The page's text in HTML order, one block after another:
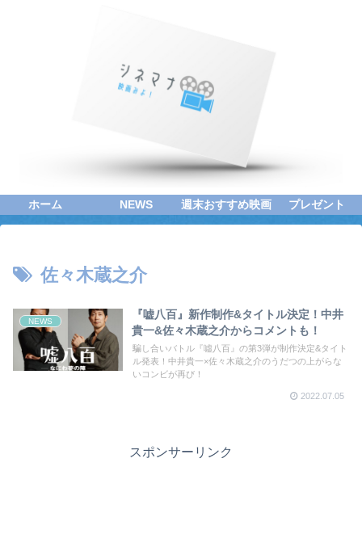
ホーム NEWS 週末おすすめ映画 プレゼント
佐々木蔵之介
NEWS
『嘘八百』新作制作&タイトル決定！中井
貴一&佐々木蔵之介からコメントも！
騙し合いバトル『噓八百』の第3弾が制作決定&タイト
ル発表！中井貴一×佐々木蔵之介のうだつの上がらな
いコンビが再び！
2022.07.05
スポンサーリンク